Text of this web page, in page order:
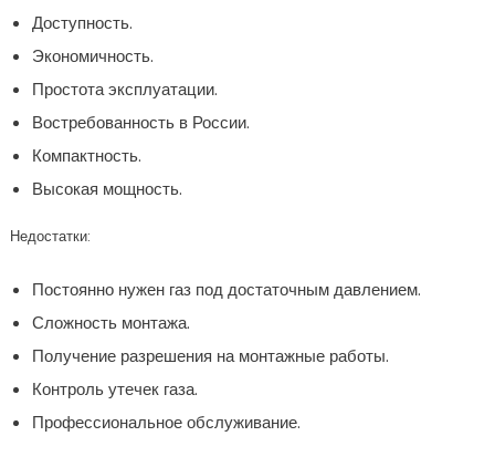
Доступность.
Экономичность.
Простота эксплуатации.
Востребованность в России.
Компактность.
Высокая мощность.
Недостатки:
Постоянно нужен газ под достаточным давлением.
Сложность монтажа.
Получение разрешения на монтажные работы.
Контроль утечек газа.
Профессиональное обслуживание.